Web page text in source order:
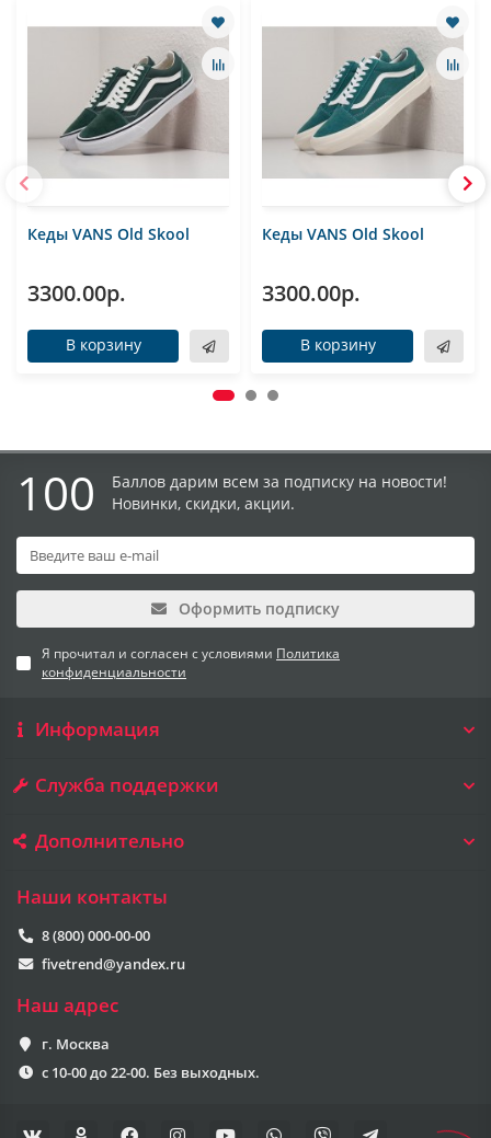
Кеды VANS Old Skool
3300.00р.
В корзину
Кеды VANS Old Skool
3300.00р.
В корзину
100
Баллов дарим всем за подписку на новости!
Новинки, скидки, акции.
Оформить подписку
Я прочитал и согласен с условиями Политика
конфиденциальности
Информация
Служба поддержки
Дополнительно
Наши контакты
8 (800) 000-00-00
fivetrend@yandex.ru
Наш адрес
г. Москва
с 10-00 до 22-00. Без выходных.